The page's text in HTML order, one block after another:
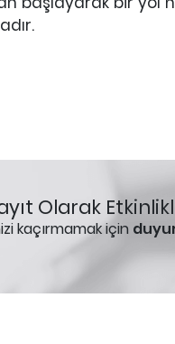
Olarak
kaçırmamak için